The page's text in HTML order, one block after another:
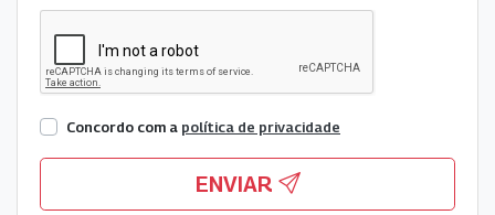
Concordo com a política de privacidade
ENVIAR